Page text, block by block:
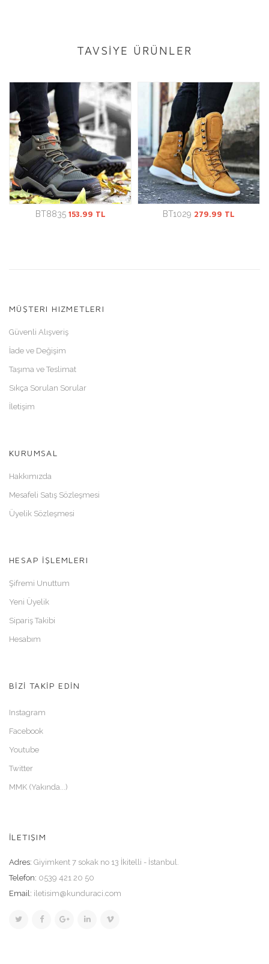
TAVSİYE ÜRÜNLER
BT8835 153.99 TL BT1029 279.99 TL
MÜŞTERI HIZMETLERI
Güvenli Alışveriş
İade ve Değişim
Taşıma ve Teslimat
Sıkça Sorulan Sorular
İletişim
KURUMSAL
Hakkımızda
Mesafeli Satış Sözleşmesi
Üyelik Sözleşmesi
HESAP İŞLEMLERI
Şifremi Unuttum
Yeni Üyelik
Sipariş Takibi
Hesabım
BİZİ TAKİP EDİN
Instagram
Facebook
Youtube
Twitter
MMK (Yakında...)
İLETIŞIM
Adres: Giyimkent 7 sokak no 13 İkitelli - İstanbul.
Telefon: 0539 421 20 50
Email: iletisim@kunduraci.com